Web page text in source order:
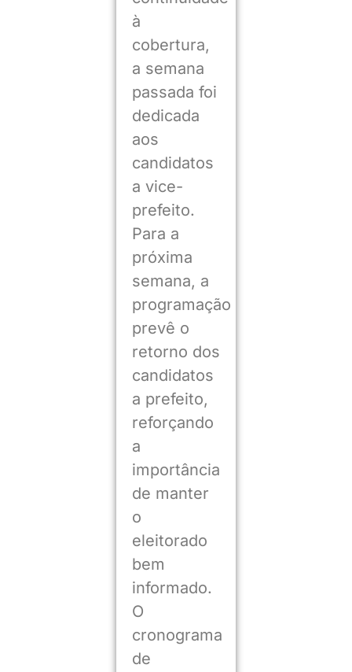
à
cobertura,
a semana
passada foi
dedicada
aos
candidatos
a vice-
prefeito.
Para a
próxima
semana, a
programação
prevê o
retorno dos
candidatos
a prefeito,
reforçando
a
importância
de manter
o
eleitorado
bem
informado.
O
cronograma
de